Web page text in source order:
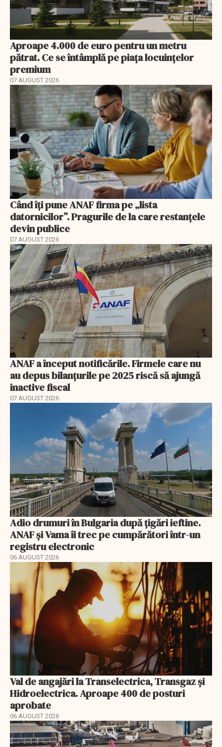
Aproape 4.000 de euro pentru un metru
pătrat. Ce se întâmplă pe piața locuințelor
premium
07 AUGUST 2026
Când îți pune ANAF firma pe „lista
datornicilor”. Pragurile de la care restanțele
devin publice
07 AUGUST 2026
ANAF a început notificările. Firmele care nu
au depus bilanțurile pe 2025 riscă să ajungă
inactive fiscal
07 AUGUST 2026
Adio drumuri în Bulgaria după țigări ieftine.
ANAF și Vama îi trec pe cumpărători într-un
registru electronic
06 AUGUST 2026
Val de angajări la Transelectrica, Transgaz și
Hidroelectrica. Aproape 400 de posturi
aprobate
06 AUGUST 2026